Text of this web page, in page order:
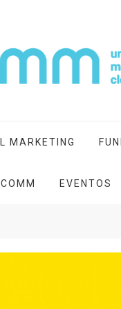
MARKETING
EVENTOS